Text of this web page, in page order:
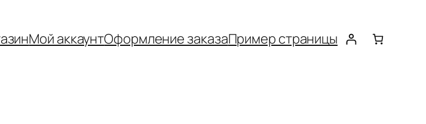
Мой аккаунтОформление заказаПример страницы